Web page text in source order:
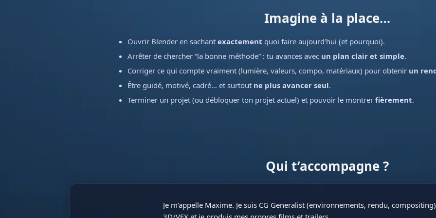
Imagine à la place…
Ouvrir Blender en sachant exactement quoi faire aujourd’hui (et pourquoi).
Arrêter de chercher “la bonne méthode” : tu avances avec un plan clair et simple.
Corriger ce qui compte vraiment (lumière, valeurs, compo, matériaux) pour obtenir un
Être guidé, motivé, cadré… et surtout ne plus avancer seul.
Terminer un projet (ou débloquer ton projet actuel) et pouvoir le montrer fièrement.
Qui t’accompagne ?
Je m’appelle Maxime. Je suis CG Generalist (environnements, rendu,